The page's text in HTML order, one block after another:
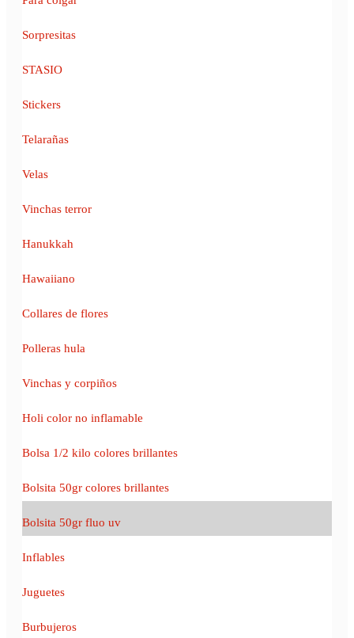
Sorpresitas
STASIO
Stickers
Telarañas
Velas
Vinchas terror
Hanukkah
Hawaiiano
Collares de flores
Polleras hula
Vinchas y corpiños
Holi color no inflamable
Bolsa 1/2 kilo colores brillantes
Bolsita 50gr colores brillantes
Bolsita 50gr fluo uv
Inflables
Juguetes
Burbujeros